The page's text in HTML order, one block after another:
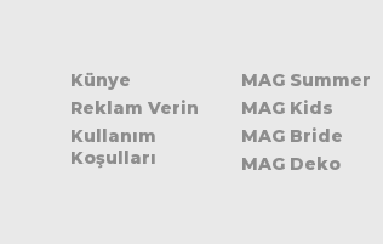
Künye
Reklam Verin
Kullanım
Koşulları
MAG Summer
MAG Kids
MAG Bride
MAG Deko